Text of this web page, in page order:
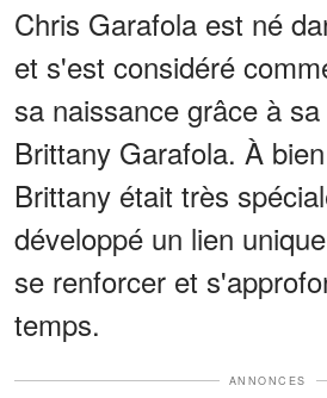
Chris Garafola est né
et s'est considéré
sa naissance grâce à
Brittany Garafola. À
Brittany était très
développé un lien
se renforcer et
temps.
ANNONCES